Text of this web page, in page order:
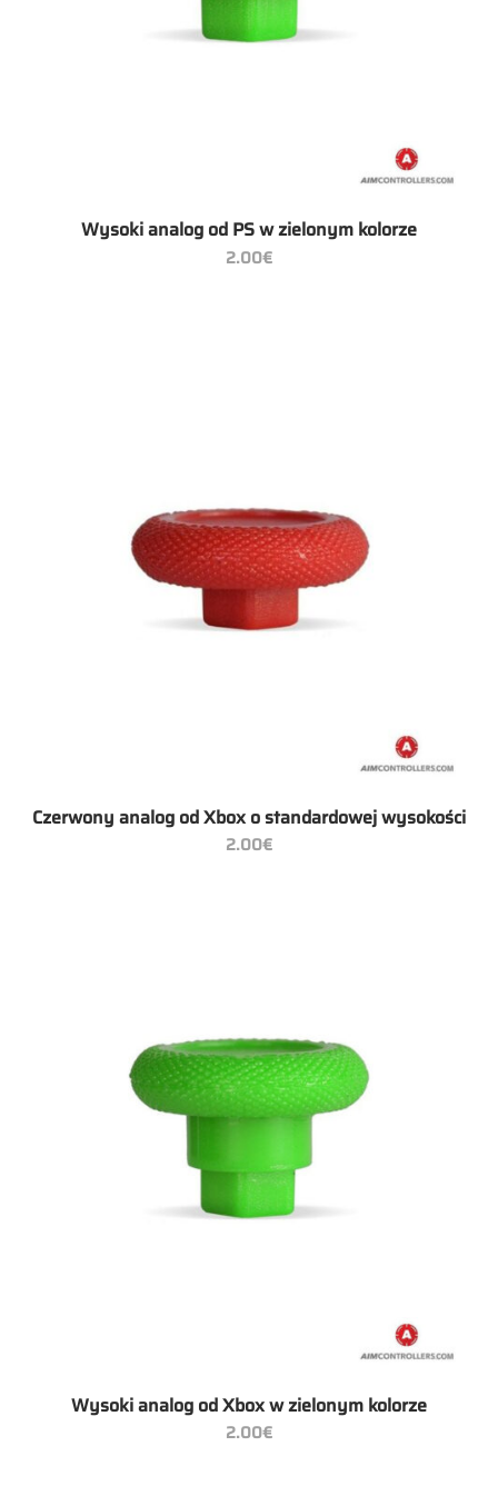
Wysoki analog od PS w zielonym kolorze
2.00€
Czerwony analog od Xbox o standardowej wysokości
2.00€
Wysoki analog od Xbox w zielonym kolorze
2.00€